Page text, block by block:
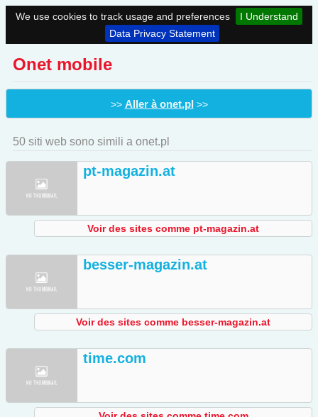
We use cookies to track usage and preferences
I Understand
Data Privacy Statement
Onet mobile
>> Aller à onet.pl >>
50 siti web sono simili a onet.pl
pt-magazin.at
Voir des sites comme pt-magazin.at
besser-magazin.at
Voir des sites comme besser-magazin.at
time.com